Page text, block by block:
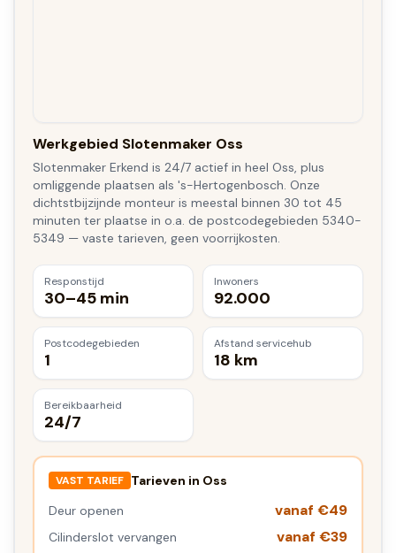
Werkgebied Slotenmaker Oss
Slotenmaker Erkend is 24/7 actief in heel Oss, plus
omliggende plaatsen als 's-Hertogenbosch. Onze
dichtstbijzijnde monteur is meestal binnen 30 tot 45
minuten ter plaatse in o.a. de postcodegebieden 5340-
5349 — vaste tarieven, geen voorrijkosten.
Responstijd
30–45 min
Inwoners
92.000
Postcodegebieden
1
Afstand servicehub
18 km
Bereikbaarheid
24/7
VAST TARIEF Tarieven in Oss
Deur openen
vanaf €49
Cilinderslot vervangen vanaf €39